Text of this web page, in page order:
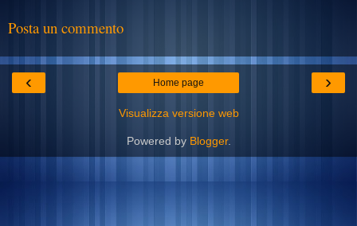
Posta un commento
‹ ›
Home page
Visualizza versione web
Powered by Blogger.